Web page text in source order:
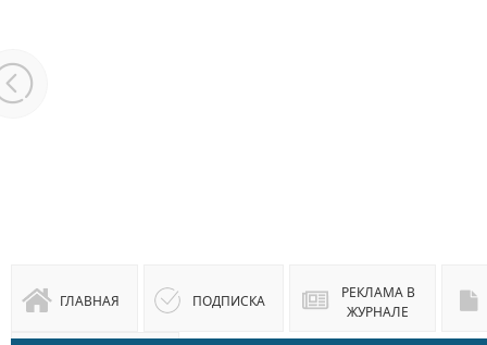
ГЛАВНАЯ ПОДПИСКА
РЕКЛАМА В
ЖУРНАЛЕ